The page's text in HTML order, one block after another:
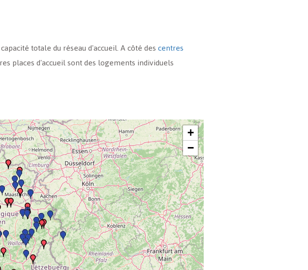
totale du réseau d'accueil. A côté descentres
places d'accueil sont des logements individuels
+
−